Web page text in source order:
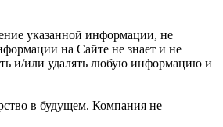
указанной информации, не
на Сайте не знает и не
и/или удалять любую информацию и
в будущем. Компания не